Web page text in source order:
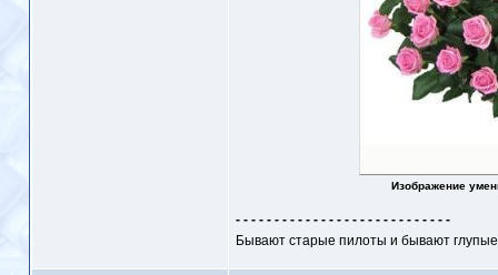
Изображение
- - - - - - - - - - - - - - - - - - - - - - - - - - - -
Бывают старые пилоты и бывают